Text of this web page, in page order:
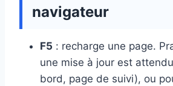
navigateur
F5 : recharge une page.
une mise à jour est
bord, page de suivi), ou